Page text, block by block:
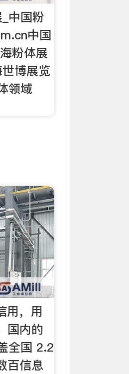
中国粉
中国
粉体展
博展览
领域
用，用
国内的
全国 2.2
百信息